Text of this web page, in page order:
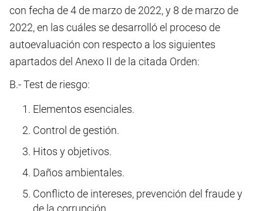
con fecha de 4 de marzo de 2022, y 8 de marzo de
2022, en las cuáles se desarrolló el proceso de
autoevaluación con respecto a los siguientes
apartados del Anexo II de la citada Orden:
B.- Test de riesgo:
Elementos esenciales.
Control de gestión.
Hitos y objetivos.
Daños ambientales.
Conflicto de intereses, prevención del fraude y